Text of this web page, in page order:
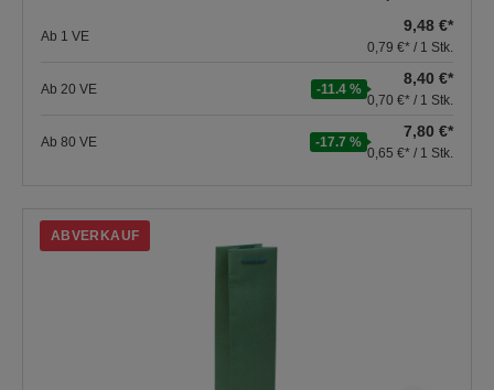
Ab 1 VE
9,48 €*
0,79 €* / 1 Stk.
Ab 20 VE -11.4 %
8,40 €*
0,70 €* / 1 Stk.
Ab 80 VE -17.7 %
7,80 €*
0,65 €* / 1 Stk.
ABVERKAUF